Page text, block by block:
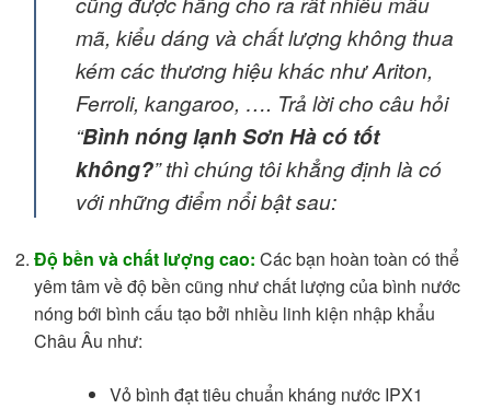
mã, kiểu dáng và chất lượng không thua
kém các thương hiệu khác như Ariton,
Ferroli, kangaroo, …. Trả lời cho câu hỏi
“Bình nóng lạnh Sơn Hà có tốt
không?” thì chúng tôi khẳng định là có
với những điểm nổi bật sau:
Độ bền và chất lượng cao: Các bạn hoàn toàn có thể
yêm tâm về độ bền cũng như chất lượng của bình nước
nóng bới bình cấu tạo bởi nhiều linh kiện nhập khẩu
Châu Âu như:
Vỏ bình đạt tiêu chuẩn kháng nước IPX1